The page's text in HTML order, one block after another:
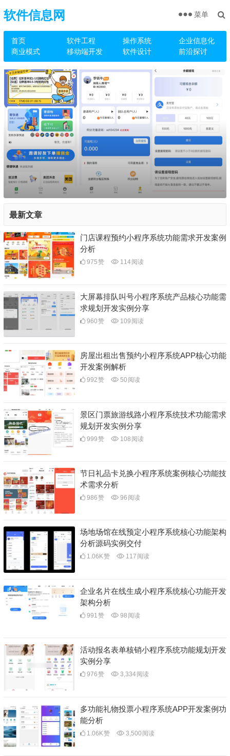
软件信息网
首页 软件工程 操作系统
企业信息化
商业模式
移动端开发 软件设计 前沿探讨
菜单
最新文章
门店课程预约小程序系统功能需求开发案例
分析
975赞 114阅读
大屏幕排队叫号小程序系统产品核心功能需
求规划开发实例分享
960赞 109 阅读
房屋出租出售预约小程序系统APP核心功能
开发案例解析
992赞 50 阅读
景区门票旅游线路小程序系统技术功能需求
规划开发实例分享
999赞 108 阅读
节日礼品卡兑换小程序系统案例核心功能技
术需求分析
986赞 96 阅读
场地场馆在线预定小程序系统核心功能架构
分析源码实例交付
1.06K赞 117 阅读
企业名片在线生成小程序系统核心功能开发
架构分析
991赞 98 阅读
活动报名表单核销小程序系统功能规划开发
实例分享
976赞 3,334阅读
多功能礼物投票小程序系统APP开发案例功
能分析
1.06K赞 3,500 阅读